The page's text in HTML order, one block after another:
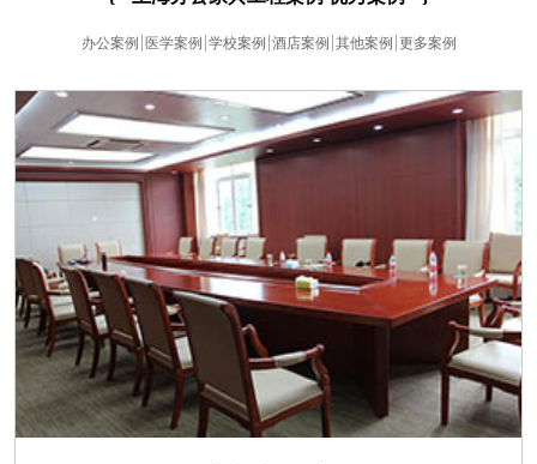
办公案例 医学案例 学校案例 酒店案例 其他案例 更多案例